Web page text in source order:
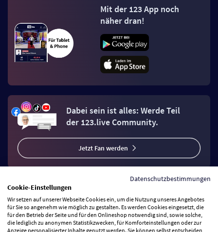
Mit der 123 App noch
näher dran!
Dabei sein ist alles: Werde Teil
der 123.live Community.
Jetzt Fan werden
Vertrag widerrufen
Datenschutzbestimmungen
Cookie-Einstellungen
Wir setzen auf unserer Webseite Cookies ein, um die Nutzung unseres Angebotes
für Sie so angenehm wie möglich zu gestalten. Es werden Cookies eingesetzt, die
für den Betrieb der Seite und für den Onlineshop notwendig sind, sowie solche,
die lediglich zu anonymen Statistikzwecken, für Komforteinstellungen oder zur
Anzeige personalisierter Inhalte genutzt werden. Sie können selbst entscheiden,